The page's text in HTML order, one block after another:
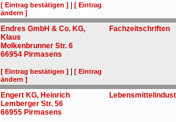
[ Eintrag bestätigen ] |[ Eintrag
ändern ]
Endres GmbH & Co. KG,
Klaus
Molkenbrunner Str. 6
66954 Pirmasens
[ Eintrag bestätigen ] |[ Eintrag
ändern ]
Fachzeitschriften
Engert KG, Heinrich
Lemberger Str. 56
66955 Pirmasens